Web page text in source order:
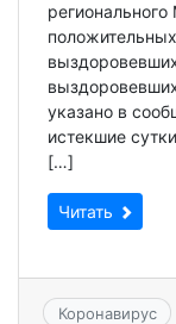
указано в
истекшие
[…]
Читать
Коронавирус